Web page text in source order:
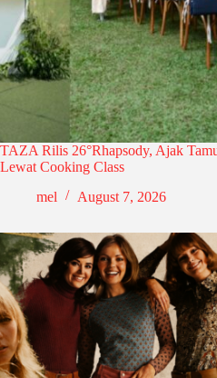
TAZA Rilis 26°Rhapsody, Ajak
Lewat Cooking Class
mel
August 7, 2026